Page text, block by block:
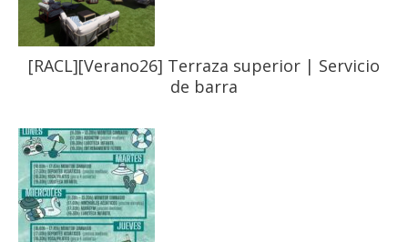
[RACL][Verano26] Terraza superior | Servicio
de barra